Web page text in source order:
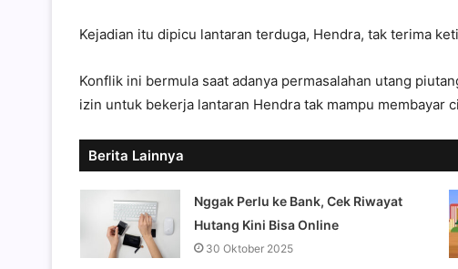
Kejadian itu dipicu lantaran terduga, Hendra, tak terima
Konflik ini bermula saat adanya permasalahan utang
izin untuk bekerja lantaran Hendra tak mampu membayar
Berita Lainnya
Nggak Perlu ke Bank, Cek Riwayat
Hutang Kini Bisa Online
30 Oktober 2025